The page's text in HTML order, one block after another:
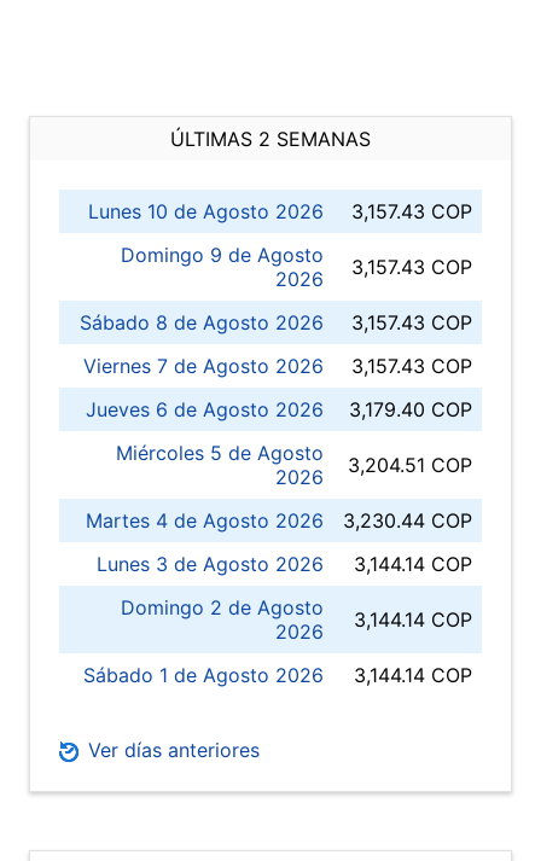
ÚLTIMAS 2 SEMANAS
Lunes 10 de Agosto 2026
3,157.43 COP
Domingo 9 de Agosto
2026
3,157.43 COP
Sábado 8 de Agosto 2026
3,157.43 COP
Viernes 7 de Agosto 2026
3,157.43 COP
Jueves 6 de Agosto 2026
3,179.40 COP
Miércoles 5 de Agosto
2026
3,204.51 COP
Martes 4 de Agosto 2026
3,230.44 COP
Lunes 3 de Agosto 2026
3,144.14 COP
Domingo 2 de Agosto
2026
3,144.14 COP
Sábado 1 de Agosto 2026 3,144.14 COP
Ver días anteriores